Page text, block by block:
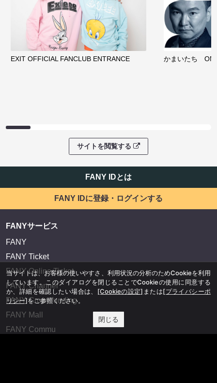
EXIT OFFICIAL FANCLUB ENTRANCE かまいたち
サイトを閲覧する
FANY IDとは
FANY IDに登録・ログインする
FANYサービス
FANY
FANY Ticket
FANY Online Ticket
FANY Channel
FANY Crowdfunding
FANY Mall
FANY Commu
当サイトは、お客様の使いやすさ、利用状況の分析のためCookieを利用
しています。このダイアログを閉じることでCookieの使用に同意する
か、詳細を確認したい場合は、 [Cookieの設定] または[プライバシーポ
リシー]をご参照ください。
閉じる